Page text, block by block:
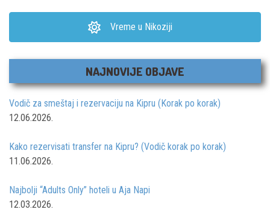
Vreme u Nikoziji
NAJNOVIJE OBJAVE
Vodič za smeštaj i rezervaciju na Kipru (Korak po korak)
12.06.2026.
Kako rezervisati transfer na Kipru? (Vodič korak po korak)
11.06.2026.
Najbolji “Adults Only” hoteli u Aja Napi
12.03.2026.